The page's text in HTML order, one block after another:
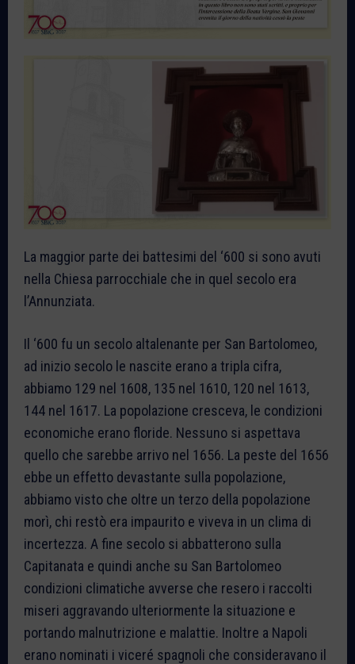
La maggior parte dei battesimi del ‘600 si sono avuti
nella Chiesa parrocchiale che in quel secolo era
l’Annunziata.
Il ‘600 fu un secolo altalenante per San Bartolomeo,
ad inizio secolo le nascite erano a tripla cifra,
abbiamo 129 nel 1608, 135 nel 1610, 120 nel 1613,
144 nel 1617. La popolazione cresceva, le condizioni
economiche erano floride. Nessuno si aspettava
quello che sarebbe arrivo nel 1656. La peste del 1656
ebbe un effetto devastante sulla popolazione,
abbiamo visto che oltre un terzo della popolazione
morì, chi restò era impaurito e viveva in un clima di
incertezza. A fine secolo si abbatterono sulla
Capitanata e quindi anche su San Bartolomeo
condizioni climatiche avverse che resero i raccolti
miseri aggravando ulteriormente la situazione e
portando malnutrizione e malattie. Inoltre a Napoli
erano nominati i viceré spagnoli che consideravano il